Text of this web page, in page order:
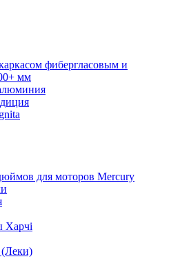
фибергласовым и
мм
для моторов Mercury
Харчі